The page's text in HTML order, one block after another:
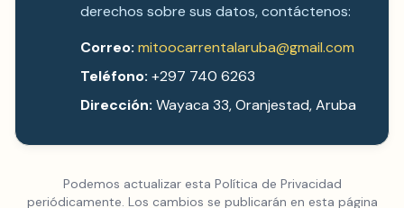
derechos sobre sus datos, contáctenos:
Correo: mitoocarrentalaruba@gmail.com
Teléfono: +297 740 6263
Dirección: Wayaca 33, Oranjestad, Aruba
Podemos actualizar esta Política de Privacidad
periódicamente. Los cambios se publicarán en esta página